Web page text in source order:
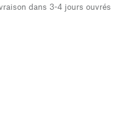
dans 3-4 jours ouvrés